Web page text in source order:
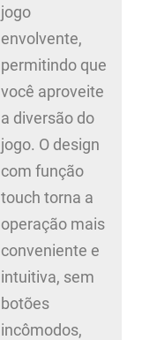
jogo
envolvente,
permitindo que
você aproveite
a diversão do
jogo. O design
com função
touch torna a
operação mais
conveniente e
intuitiva, sem
botões
incômodos,